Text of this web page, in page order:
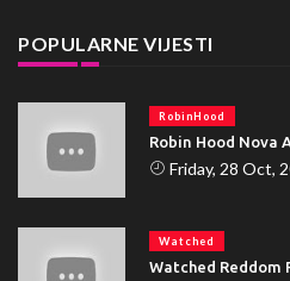
POPULARNE VIJESTI
RobinHood
Robin Hood Nova
Friday, 28 Oct,
Watched
Watched Reddom